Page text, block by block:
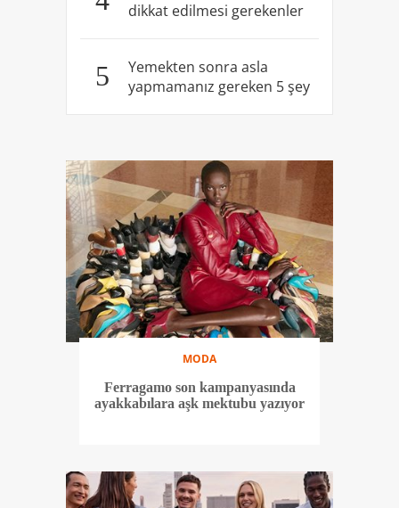
dikkat edilmesi gerekenler
5
Yemekten sonra asla
yapmamanız gereken 5 şey
MODA
Ferragamo son kampanyasında
ayakkabılara aşk mektubu yazıyor